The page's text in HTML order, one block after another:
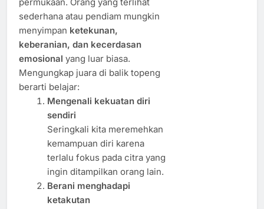
permukaan. Orang yang terlihat
sederhana atau pendiam mungkin
menyimpan ketekunan,
keberanian, dan kecerdasan
emosional yang luar biasa.
Mengungkap juara di balik topeng
berarti belajar:
Mengenali kekuatan diri
sendiri
Seringkali kita meremehkan
kemampuan diri karena
terlalu fokus pada citra yang
ingin ditampilkan orang lain.
Berani menghadapi
ketakutan